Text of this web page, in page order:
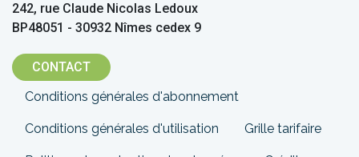
242, rue Claude Nicolas Ledoux
BP48051 - 30932 Nîmes cedex 9
CONTACT
Menu
Pied
Conditions générales d'abonnement
Conditions générales d'utilisation Grille tarifaire